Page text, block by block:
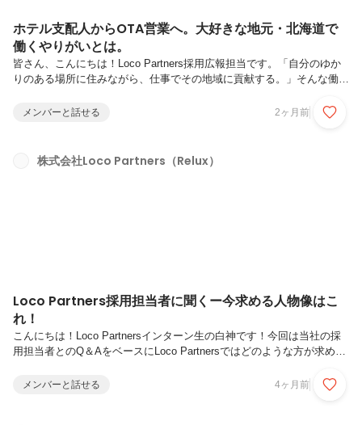
ホテル支配人からOTA営業へ。大好きな地元・北海道で
働くやりがいとは。
皆さん、こんにちは！Loco Partners採用広報担当です。「自分のゆか
りのある場所に住みながら、仕事でその地域に貢献する。」そんな働き
北海道エリアを担当する営業部の平林。北海道を拠点にフルリモートで
Reluxの営業として働くことを選んだのか。そして、“地元で働くやりが
い”とは何かを聞きました！―まずは自己紹介をお願いします！ みなさ
メンバーと話せる 2ヶ月前
株式会社Loco Partners（Relux）
Loco Partners採用担当者に聞くー今求める人物像はこ
れ！
こんにちは！Loco Partnersインターン生の白神です！今回は当社の採
用担当者とのQ＆AをベースにLoco Partnersではどのような方が求めら
はこちらでまとめているので、併せてぜひご一読ください。はじめに
メンバーと話せる 4ヶ月前